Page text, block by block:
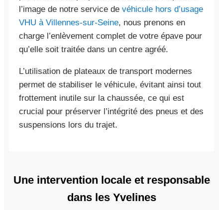
l’image de notre service de véhicule hors d’usage
VHU à Villennes-sur-Seine, nous prenons en
charge l’enlèvement complet de votre épave pour
qu’elle soit traitée dans un centre agréé.
L’utilisation de plateaux de transport modernes
permet de stabiliser le véhicule, évitant ainsi tout
frottement inutile sur la chaussée, ce qui est
crucial pour préserver l’intégrité des pneus et des
suspensions lors du trajet.
Une intervention locale et responsable
dans les Yvelines